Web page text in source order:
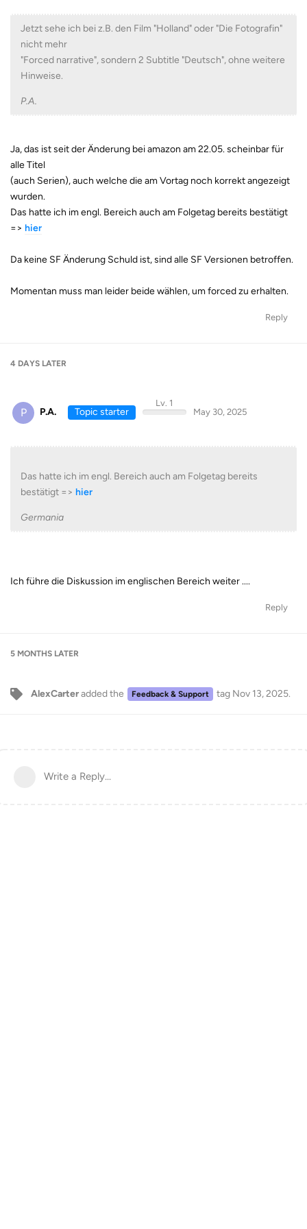
Jetzt sehe ich bei z.B. den Film "Holland" oder "Die Fotografin"
nicht mehr
"Forced narrative", sondern 2 Subtitle "Deutsch", ohne weitere
Hinweise.
P.A.
Ja, das ist seit der Änderung bei amazon am 22.05. scheinbar für
alle Titel
(auch Serien), auch welche die am Vortag noch korrekt angezeigt
wurden.
Das hatte ich im engl. Bereich auch am Folgetag bereits bestätigt
=> hier
Da keine SF Änderung Schuld ist, sind alle SF Versionen betroffen.
Momentan muss man leider beide wählen, um forced zu erhalten.
Reply
4 DAYS LATER
P P.A. Topic starter
Lv. 1
May 30, 2025
Das hatte ich im engl. Bereich auch am Folgetag bereits
bestätigt => hier
Germania
Ich führe die Diskussion im englischen Bereich weiter ....
Reply
5 MONTHS LATER
AlexCarteradded the Feedback & Support tag Nov 13, 2025.
Write a Reply...